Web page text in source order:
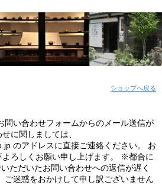
ショップへ戻る
合わせフォームからのメール送信が
に関しましては、
のアドレスに直接ご連絡ください。 お
ろしくお願い申し上げます。 ※都合に
ただいたお問い合わせへの返信が遅く
迷惑をおかけして申し訳ございません